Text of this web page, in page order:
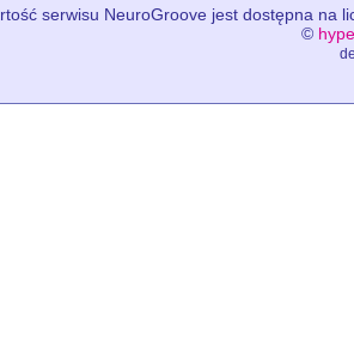
serwisu NeuroGroove jest dostępna na
©